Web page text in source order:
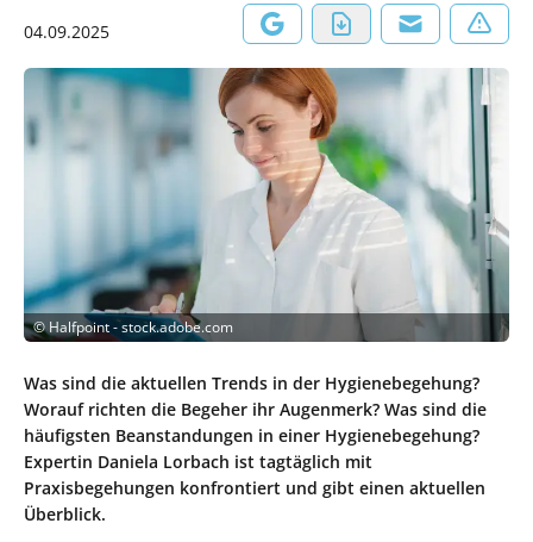
04.09.2025
©Halfpoint - stock.adobe.com
Was sind die aktuellen Trends in der Hygienebegehung?
Worauf richten die Begeher ihr Augenmerk? Was sind die
häufigsten Beanstandungen in einer Hygienebegehung?
Expertin Daniela Lorbach ist tagtäglich mit
Praxisbegehungen konfrontiert und gibt einen aktuellen
Überblick.